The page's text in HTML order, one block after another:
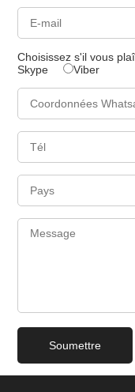
Choisissez s'il vous
Skype
Viber